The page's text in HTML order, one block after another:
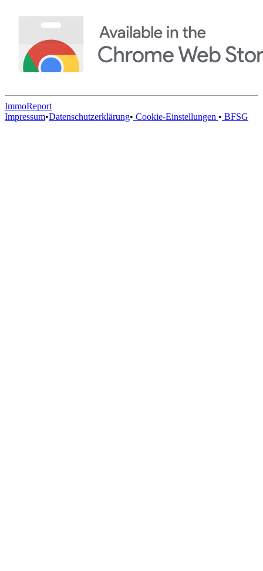
ImmoReport
Impressum•Datenschutzerklärung• Cookie-Einstellungen • BFSG